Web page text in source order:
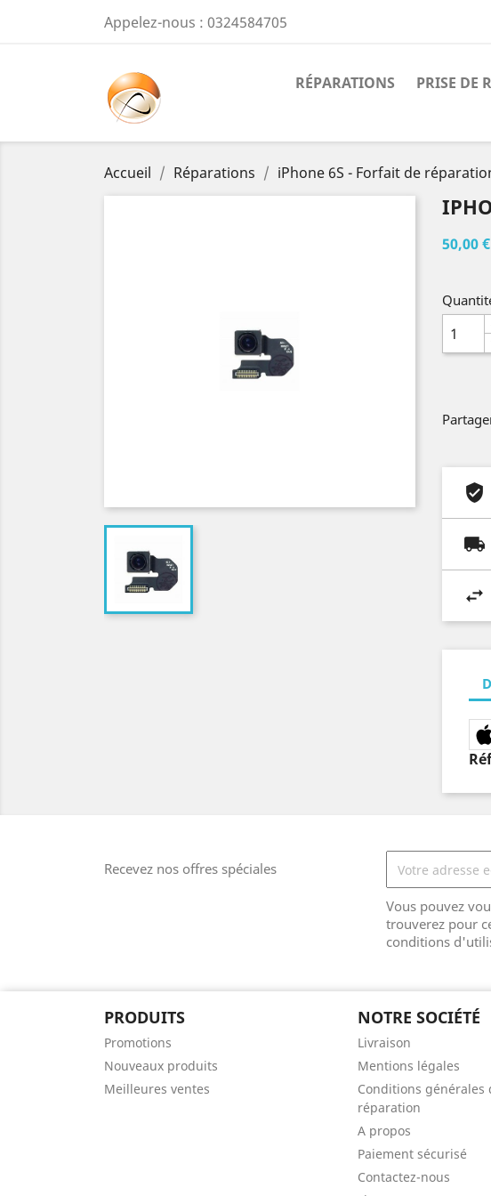
Appelez-nous : 0324584705
RÉPARATIONS PRISE DE
Accueil Réparations iPhone 6S - Forfait de
50,00 €
Recevez nos offres spéciales
Vous pouvez
trouverez pour
conditions
PRODUITS
Promotions
Nouveaux produits
Meilleures ventes
NOTRE SOCIÉTÉ
Livraison
Mentions légales
Conditions générales
réparation
A propos
Paiement sécurisé
Contactez-nous